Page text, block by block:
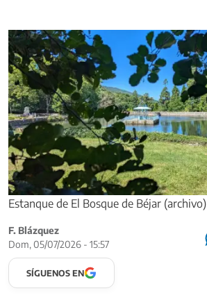
Estanque de El Bosque de Béjar (archivo)
F. Blázquez
Dom, 05/07/2026 - 15:57
SÍGUENOS EN